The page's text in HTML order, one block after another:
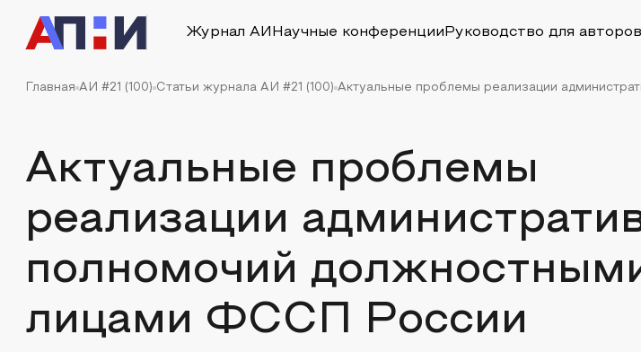
Журнал АИ Научные конференции Руководство для авторов
Главная АИ #21 (100) Статьи журнала АИ #21 (100) Актуальные проблемы реализации
Актуальные проблемы
реализации
полномочий
лицами ФССП России